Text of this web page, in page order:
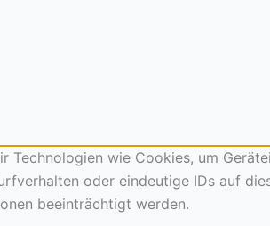
wie Cookies, um
oder eindeutige IDs auf
beeinträchtigt werden.